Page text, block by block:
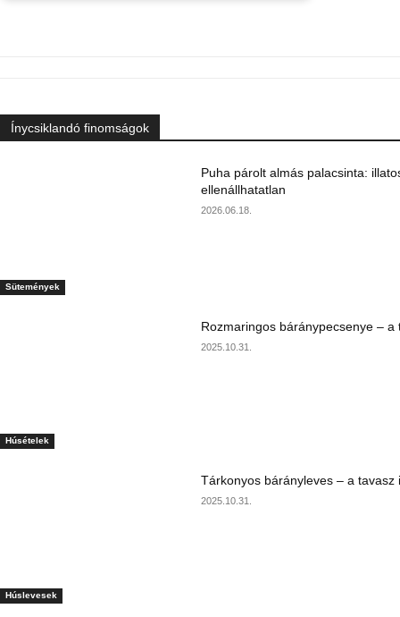
Ínycsiklandó finomságok
Sütemények
Puha párolt almás palacsinta:
ellenállhatatlan
2026.06.18.
Húsételek
Rozmaringos báránypecsenye – a
2025.10.31.
Húslevesek
Tárkonyos bárányleves – a tavasz
2025.10.31.